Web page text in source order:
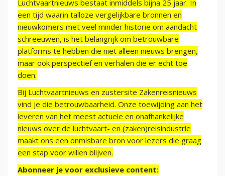
Luchtvaartnieuws bestaat inmiddels bijna 25 jaar. In
een tijd waarin talloze vergelijkbare bronnen en
nieuwkomers met veel minder historie om aandacht
schreeuwen, is het belangrijk om betrouwbare
platforms te hebben die niet alleen nieuws brengen,
maar ook perspectief en verhalen die er echt toe
doen.
Bij Luchtvaartnieuws en zustersite Zakenreisnieuws
vind je die betrouwbaarheid. Onze toewijding aan het
leveren van het meest actuele en onafhankelijke
nieuws over de luchtvaart- en (zaken)reisindustrie
maakt ons een onmisbare bron voor lezers die graag
een stap voor willen blijven.
Abonneer je voor exclusieve content: